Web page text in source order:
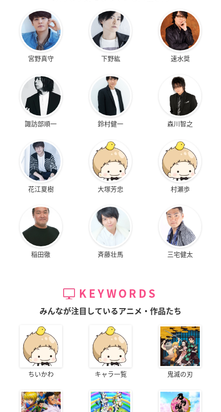
宮野真守 下野紘 速水奨
諏訪部順一 鈴村健一 森川智之
花江夏樹 大塚芳忠 村瀬歩
稲田徹 斉藤壮馬 三宅健太
KEYWORDS
みんなが注目しているアニメ・作品たち
ちいかわ キャラ一覧 鬼滅の刃